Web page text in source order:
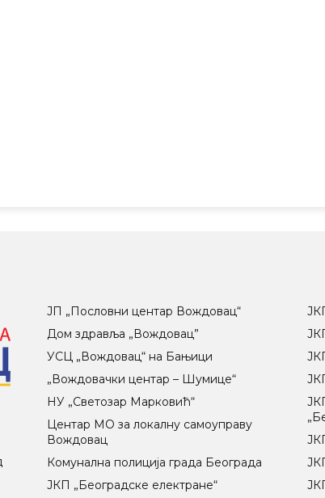
ЈП „Пословни центар Вождовац“
Дом здравља „Вождовац”
УСЦ „Вождовац“ на Бањици
„Вождовачки центар – Шумице“
НУ „Светозар Марковић“
Центар МO за локалну самоуправу
Вождовац
Комунална полиција града Београда
ЈКП „Београдске електране“